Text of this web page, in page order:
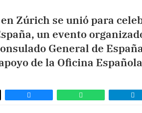
Zúrich se unió para
un evento
General de
de la Oficina